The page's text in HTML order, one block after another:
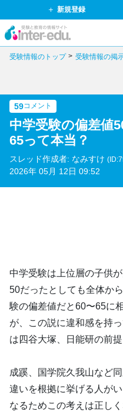
新規登録
受験情報のトップ 受験情報の掲
59コメント
中学受験の偏差値
65って本当？
スレッド作成者: なみすけ
2026年 05月 12日 09:52
中学受験は上位層の子供
50だったとしても全体か
験の偏差値だと60〜65に
が、この説に違和感を持
は四谷大塚、日能研の前提
成蹊、国学院久我山など
違いを根拠に挙げる人が
なるためこの考えは正し